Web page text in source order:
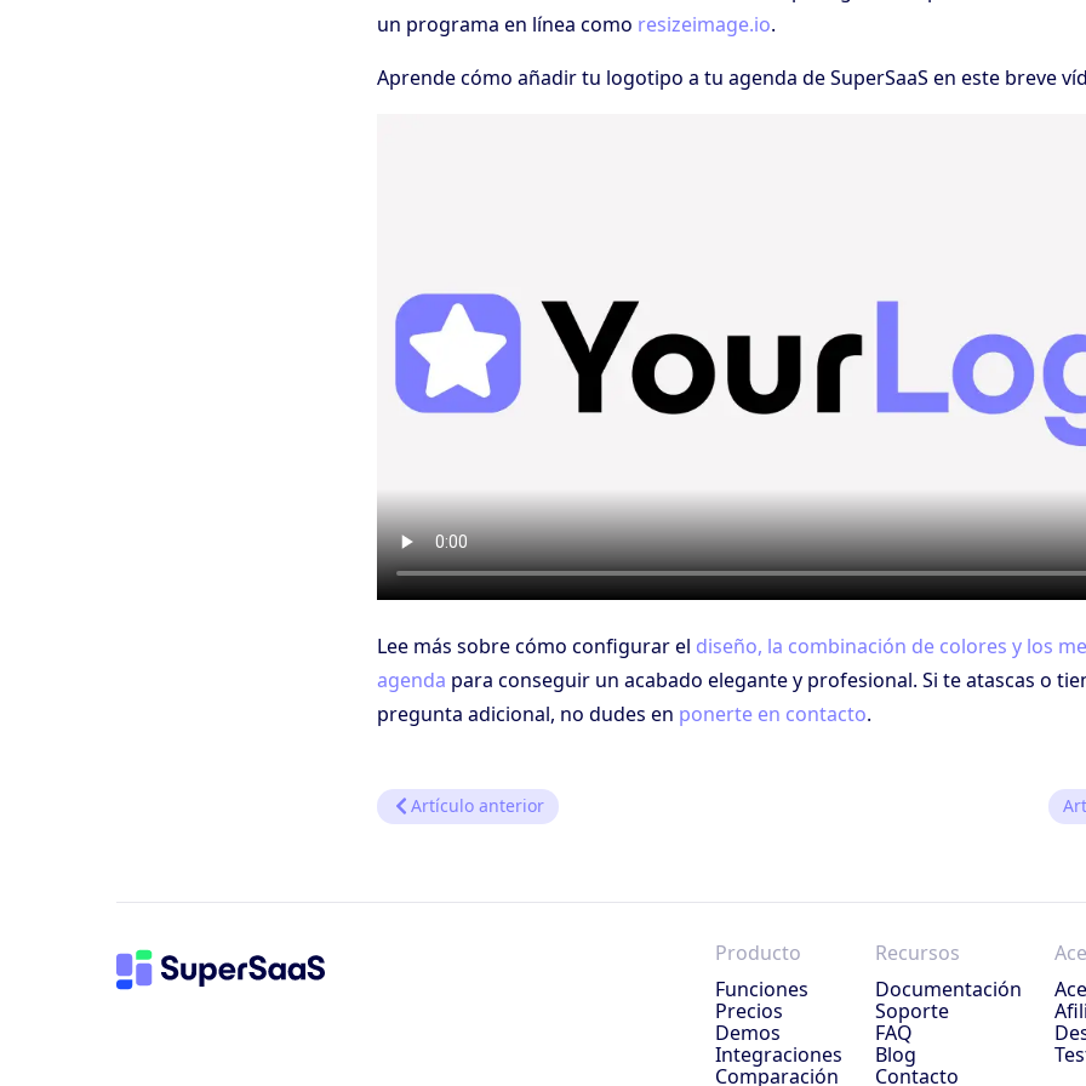
un programa en línea como resizeimage.io.
Aprende cómo añadir tu logotipo a tu agenda de SuperSaaS en este breve
Lee más sobre cómo configurar el diseño, la combinación de colores y los
agenda para conseguir un acabado elegante y profesional. Si te atascas o
pregunta adicional, no dudes en ponerte en contacto.
Artículo anterior
Producto
Funciones
Precios
Demos
Integraciones
Comparación
Recursos
Documentación
Soporte
FAQ
Blog
Contacto